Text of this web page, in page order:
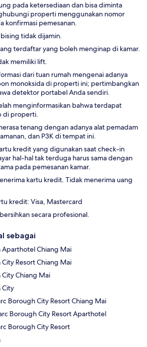
pada ketersediaan dan bisa diminta
properti menggunakan nomor
konfirmasi pemesanan.
tidak dijamin.
terdaftar yang boleh menginap di kamar.
memiliki lift.
dari tuan rumah mengenai adanya
monoksida di properti ini; pertimbangkan
detektor portabel Anda sendiri.
menginformasikan bahwa terdapat
di properti.
tenang dengan adanya alat pemadam
dan P3K di tempat ini.
kredit yang digunakan saat check-in
hal-hal tak terduga harus sama dengan
pada pemesanan kamar.
kartu kredit. Tidak menerima uang
kredit: Visa, Mastercard
secara profesional.
sebagai
Aparthotel Chiang Mai
Resort Chiang Mai
Chiang Mai
City
Borough City Resort Chiang Mai
Borough City Resort Aparthotel
Borough City Resort